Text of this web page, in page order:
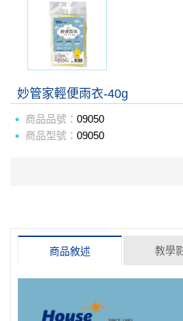
妙管家輕便雨衣-40g
商品品號： 09050
商品型號： 09050
商品敘述 教學